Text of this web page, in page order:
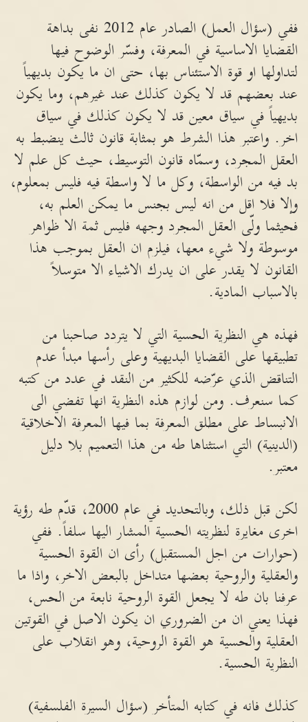
ففي (سؤال العمل) الصادر عام 2012 نفى بداهة
القضايا الاساسية في المعرفة، وفسّر الوضوح فيها
لتداولها او قوة الاستئناس بها، حتى ان ما يكون بديهياً
عند بعضهم قد لا يكون كذلك عند غيرهم، وما يكون
بديهياً في سياق معين قد لا يكون كذلك في سياق
اخر. واعتبر هذا الشرط هو بمثابة قانون ثالث ينضبط به
العقل المجرد، وسمّاه قانون التوسيط، حيث كل علم لا
بد فيه من الواسطة، وكل ما لا واسطة فيه فليس بمعلوم،
وإلا فلا اقل من انه ليس بجنس ما يمكن العلم به،
فحيثما ولّى العقل المجرد وجهه فليس ثمة الا ظواهر
موسوطة ولا شيء معها، فيلزم ان العقل بموجب هذا
القانون لا يقدر على ان يدرك الاشياء الا متوسلاً
بالاسباب المادية.
فهذه هي النظرية الحسية التي لا يتردد صاحبنا من
تطبيقها على القضايا البديهية وعلى رأسها مبدأ عدم
التناقض الذي عرّضه للكثير من النقد في عدد من كتبه
كما سنعرف. ومن لوازم هذه النظرية انها تفضي الى
الانبساط على مطلق المعرفة بما فيها المعرفة الاخلاقية
(الدينية) التي استثناها طه من هذا التعميم بلا دليل
معتبر.
لكن قبل ذلك، وبالتحديد في عام 2000، قدّم طه رؤية
اخرى مغايرة لنظريته الحسية المشار اليها سلفاً. ففي
(حوارات من اجل المستقبل) رأى ان القوة الحسية
والعقلية والروحية بعضها متداخل بالبعض الاخر، واذا ما
عرفنا بان طه لا يجعل القوة الروحية نابعة من الحس،
فهذا يعني ان من الضروري ان يكون الاصل في القوتين
العقلية والحسية هو القوة الروحية، وهو انقلاب على
النظرية الحسية.
كذلك فانه في كتابه المتأخر (سؤال السيرة الفلسفية)